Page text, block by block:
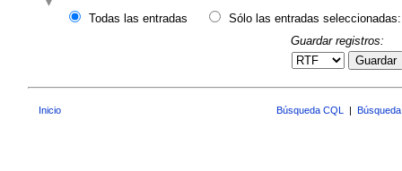
Todas las entradas
Sólo las entradas seleccionadas:
Guardar registros:
Guardar
Inicio Búsqueda CQL